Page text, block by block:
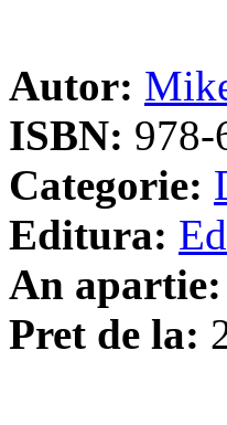
Autor:
ISBN: 978-
Categorie:
Editura:
An apartie:
Pret de la: